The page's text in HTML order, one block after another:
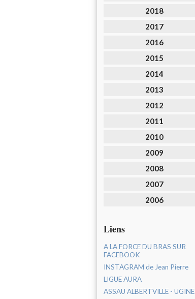
2018
2017
2016
2015
2014
2013
2012
2011
2010
2009
2008
2007
2006
Liens
A LA FORCE DU BRAS SUR
FACEBOOK
INSTAGRAM de Jean Pierre
LIGUE AURA
ASSAU ALBERTVILLE - UGINE